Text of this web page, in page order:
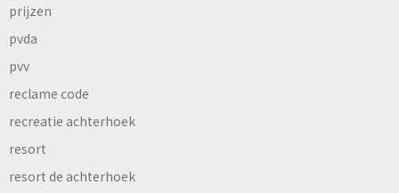
prijzen
pvda
pvv
reclame code
recreatie achterhoek
resort
resort de achterhoek